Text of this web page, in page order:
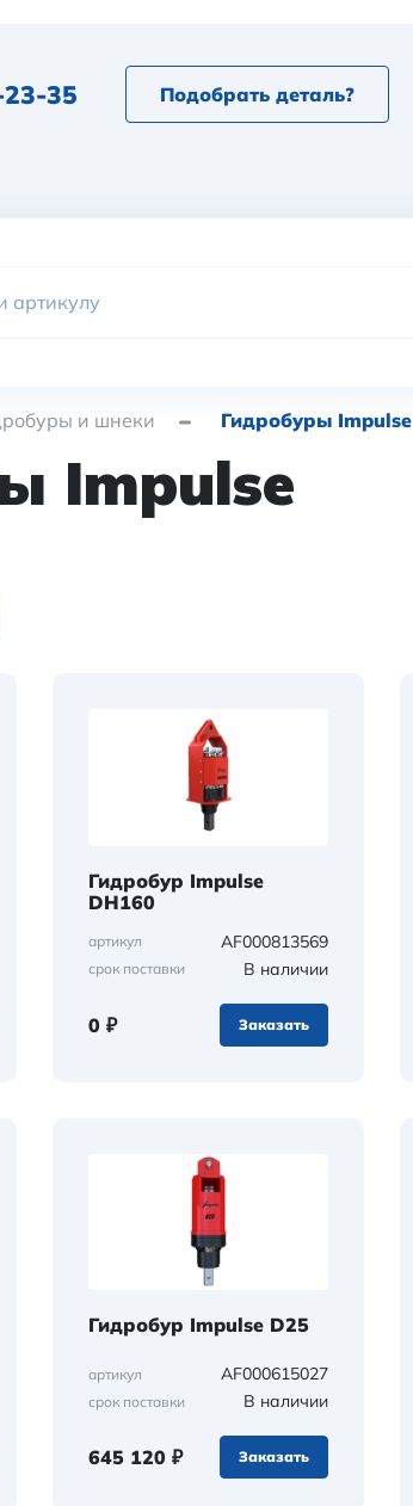
35 Подобрать деталь?
и шнеки Гидробуры Impulse
Impulse
Гидробур Impulse
DH160
артикул AF000813569
срок поставки В наличии
0 ₽ Заказать
Гидробур Impulse D25
артикул AF000615027
срок поставки В наличии
645 120 ₽ Заказать